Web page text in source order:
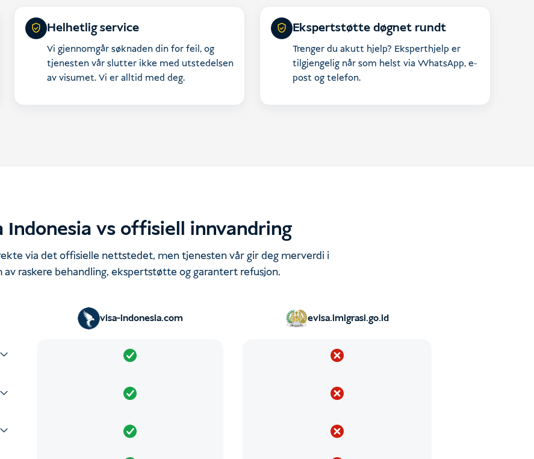
Helhetlig service
Vi gjennomgår søknaden din for feil, og
tjenesten vår slutter ikke med utstedelsen
av visumet. Vi er alltid med deg.
Ekspertstøtte døgnet rundt
Trenger du akutt hjelp? Eksperthjelp er
tilgjengelig når som helst via WhatsApp, e-
post og telefon.
Indonesia vs offisiell innvandring
via det offisielle nettstedet, men tjenesten vår gir deg merverdi i
av raskere behandling, ekspertstøtte og garantert refusjon.
visa-indonesia.com evisa.imigrasi.go.id